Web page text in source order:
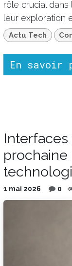
rôle crucial
leur exploration
Actu Tech
En savoir
1 mai 2026 0